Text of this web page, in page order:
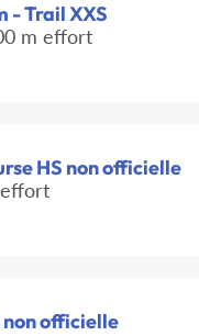
- Trail XXS
m effort
HS non officielle
non officielle